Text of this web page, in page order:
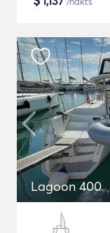
Lagoon 400